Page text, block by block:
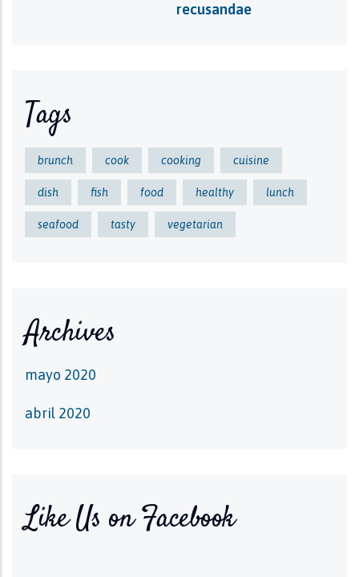
recusandae
Tags
brunch cook cooking cuisine
dish fish food healthy lunch
seafood tasty vegetarian
Archives
mayo 2020
abril 2020
Like Us on Facebook